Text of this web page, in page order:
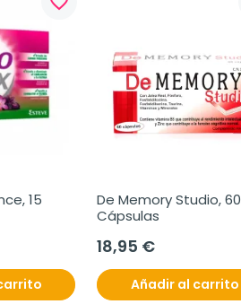
15
De Memory Studio, 60
Cápsulas
18,95 €
Añadir al carrito